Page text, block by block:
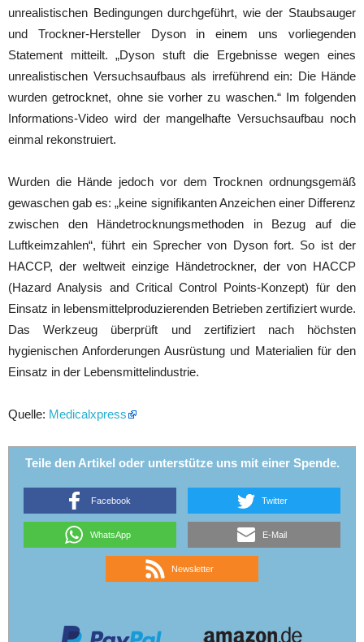
unrealistischen Bedingungen durchgeführt, wie der Staubsauger
und Trockner-Hersteller Dyson in einem uns vorliegenden
Statement mitteilt. „Dyson stuft die Ergebnisse wegen eines
unrealistischen Versuchsaufbaus als irreführend ein: Die Hände
wurden getrocknet, ohne sie vorher zu waschen.“ Im folgenden
Informations-Video wird der mangelhafte Versuchsaufbau noch
einmal rekonstruiert.
Wurden die Hände jedoch vor dem Trocknen ordnungsgemäß
gewaschen gab es: „keine signifikanten Anzeichen einer Differenz
zwischen den Händetrocknungsmethoden in Bezug auf die
Luftkeimzahlen“, führt ein Sprecher von Dyson fort. So ist der
HACCP, der weltweit einzige Händetrockner, der von HACCP
(Hazard Analysis and Critical Control Points-Konzept) für den
Einsatz in lebensmittelproduzierenden Betrieben zertifiziert wurde.
Das Werkzeug überprüft und zertifiziert nach höchsten
hygienischen Anforderungen Ausrüstung und Materialien für den
Einsatz in der Lebensmittelindustrie.
Quelle: Medicalxpress
Teile den Artikel oder unterstütze uns mit einer Spende.
Facebook Twitter
WhatsApp E-Mail
Newsletter